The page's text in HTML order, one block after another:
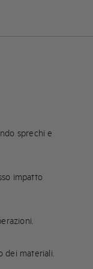
sprechi e
impatto
dei materiali.